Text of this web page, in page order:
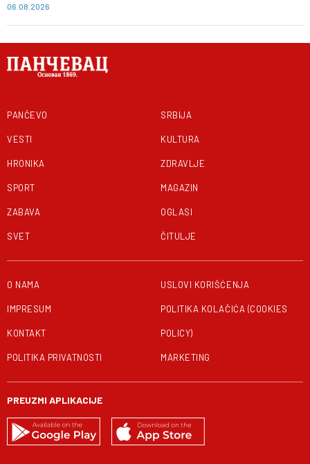
06.08.2026
PANČEVO
VESTI
HRONIKA
SPORT
ZABAVA
SVET
SRBIJA
KULTURA
ZDRAVLJE
MAGAZIN
OGLASI
ČITULJE
O NAMA
IMPRESUM
KONTAKT
POLITIKA PRIVATNOSTI
USLOVI KORIŠĆENJA
POLITIKA KOLAČIĆA (COOKIES
POLICY)
MARKETING
PREUZMI APLIKACIJE